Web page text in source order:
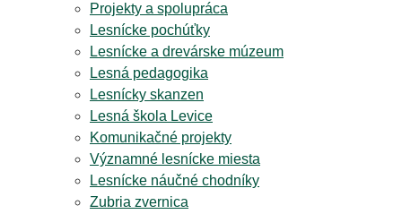
Projekty a spolupráca
Lesnícke pochúťky
Lesnícke a drevárske múzeum
Lesná pedagogika
Lesnícky skanzen
Lesná škola Levice
Komunikačné projekty
Významné lesnícke miesta
Lesnícke náučné chodníky
Zubria zvernica